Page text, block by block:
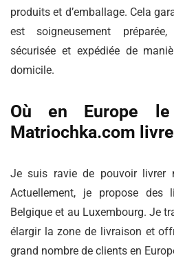
produits et d’emballage. Cela
est soigneusement
sécurisée et expédiée de
domicile.
Où en Europe
Matriochka.com
Je suis ravie de pouvoir livrer
Actuellement, je propose des
Belgique et au Luxembourg. Je
élargir la zone de livraison et
grand nombre de clients en